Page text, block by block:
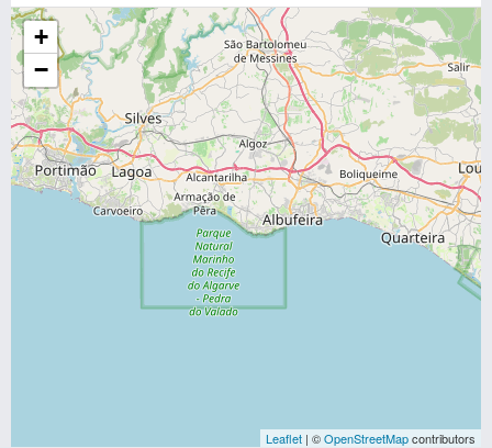
+
−
Leaflet | ©OpenStreetMapcontributors